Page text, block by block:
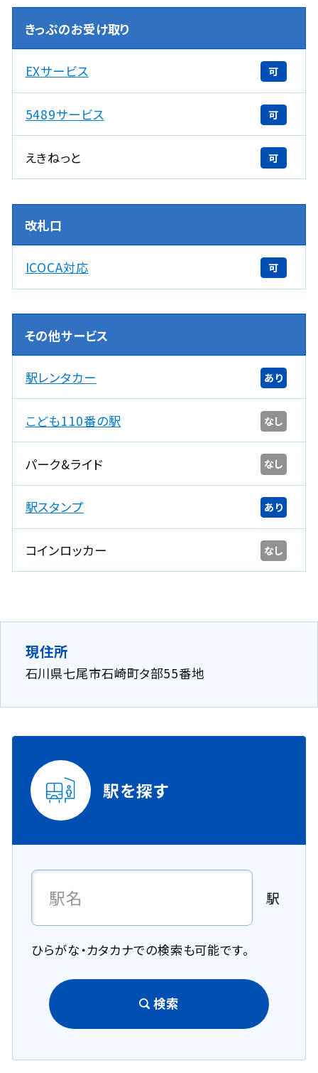
。
きっぷのお受け取り
EXサービス 可
5489サービス 可
えきねっと 可
改札口
ICOCA対応 可
その他サービス
駅レンタカー あり
こども110番の駅 なし
パーク&ライド なし
駅スタンプ あり
コインロッカー なし
現住所
石川県七尾市石崎町タ部55番地
駅を探す
駅
ひらがな・カタカナでの検索も可能です。
検索